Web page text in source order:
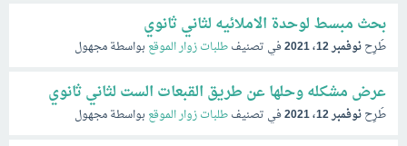
بحث مبسط لوحدة الاملائيه لثاني ثانوي
طُرِحنوفمبر 12، 2021 في تصنيفطلبات زوار الموقعبواسطةمجهول
عرض مشكله وحلها عن طريق القبعات الست لثاني ثانوي
طُرِحنوفمبر 12، 2021 في تصنيفطلبات زوار الموقعبواسطةمجهول